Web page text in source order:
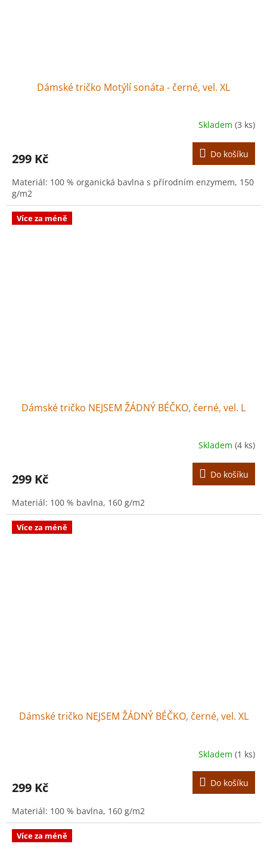
Dámské tričko Motýlí sonáta - černé, vel. XL
Skladem (3 ks)
299 Kč Do košíku
Materiál: 100 % organická bavlna s přírodním enzymem, 150
g/m2
Více za méně
Dámské tričko NEJSEM ŽÁDNÝ BÉČKO, černé, vel. L
Skladem (4 ks)
299 Kč Do košíku
Materiál: 100 % bavlna, 160 g/m2
Více za méně
Dámské tričko NEJSEM ŽÁDNÝ BÉČKO, černé, vel. XL
Skladem (1 ks)
299 Kč Do košíku
Materiál: 100 % bavlna, 160 g/m2
Více za méně